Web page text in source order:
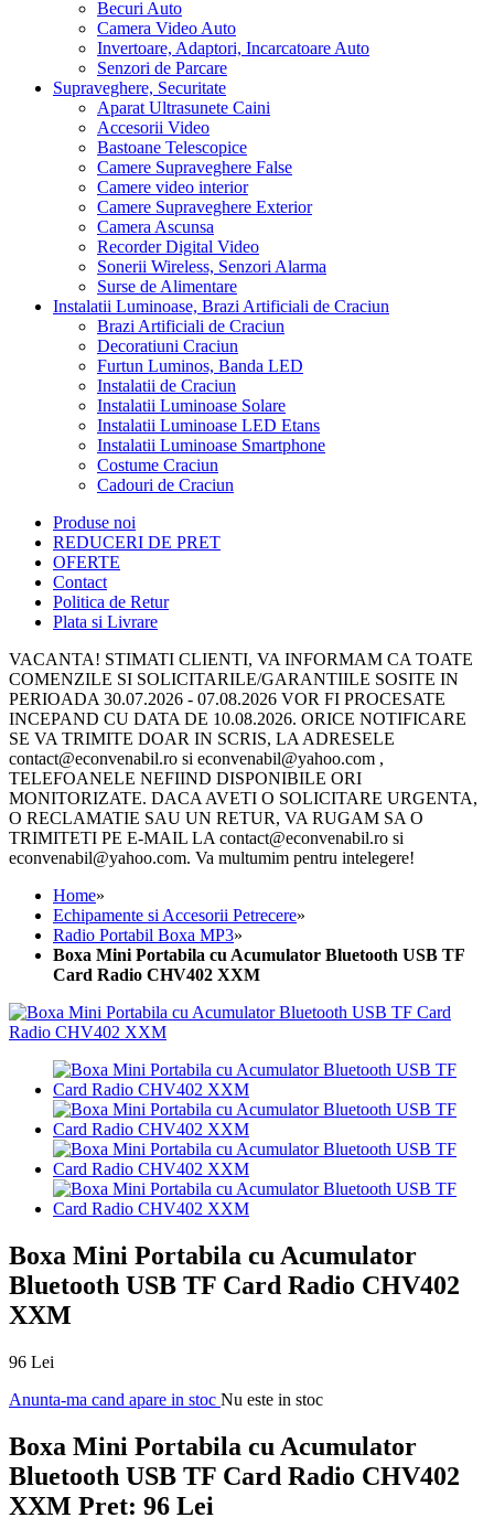
Becuri Auto
Camera Video Auto
Invertoare, Adaptori, Incarcatoare Auto
Senzori de Parcare
Supraveghere, Securitate
Aparat Ultrasunete Caini
Accesorii Video
Bastoane Telescopice
Camere Supraveghere False
Camere video interior
Camere Supraveghere Exterior
Camera Ascunsa
Recorder Digital Video
Sonerii Wireless, Senzori Alarma
Surse de Alimentare
Instalatii Luminoase, Brazi Artificiali de Craciun
Brazi Artificiali de Craciun
Decoratiuni Craciun
Furtun Luminos, Banda LED
Instalatii de Craciun
Instalatii Luminoase Solare
Instalatii Luminoase LED Etans
Instalatii Luminoase Smartphone
Costume Craciun
Cadouri de Craciun
Produse noi
REDUCERI DE PRET
OFERTE
Contact
Politica de Retur
Plata si Livrare
VACANTA! STIMATI CLIENTI, VA INFORMAM CA TOATE
COMENZILE SI SOLICITARILE/GARANTIILE SOSITE IN
PERIOADA 30.07.2026 - 07.08.2026 VOR FI PROCESATE
INCEPAND CU DATA DE 10.08.2026. ORICE NOTIFICARE
SE VA TRIMITE DOAR IN SCRIS, LA ADRESELE
contact@econvenabil.ro si econvenabil@yahoo.com ,
TELEFOANELE NEFIIND DISPONIBILE ORI
MONITORIZATE. DACA AVETI O SOLICITARE URGENTA,
O RECLAMATIE SAU UN RETUR, VA RUGAM SA O
TRIMITETI PE E-MAIL LA contact@econvenabil.ro si
econvenabil@yahoo.com. Va multumim pentru intelegere!
Home»
Echipamente si Accesorii Petrecere»
Radio Portabil Boxa MP3»
Boxa Mini Portabila cu Acumulator Bluetooth USB TF
Card Radio CHV402 XXM
Boxa Mini Portabila cu Acumulator
Bluetooth USB TF Card Radio CHV402
XXM
96 Lei
Anunta-ma cand apare in stoc Nu este in stoc
Boxa Mini Portabila cu Acumulator
Bluetooth USB TF Card Radio CHV402
XXM Pret: 96 Lei